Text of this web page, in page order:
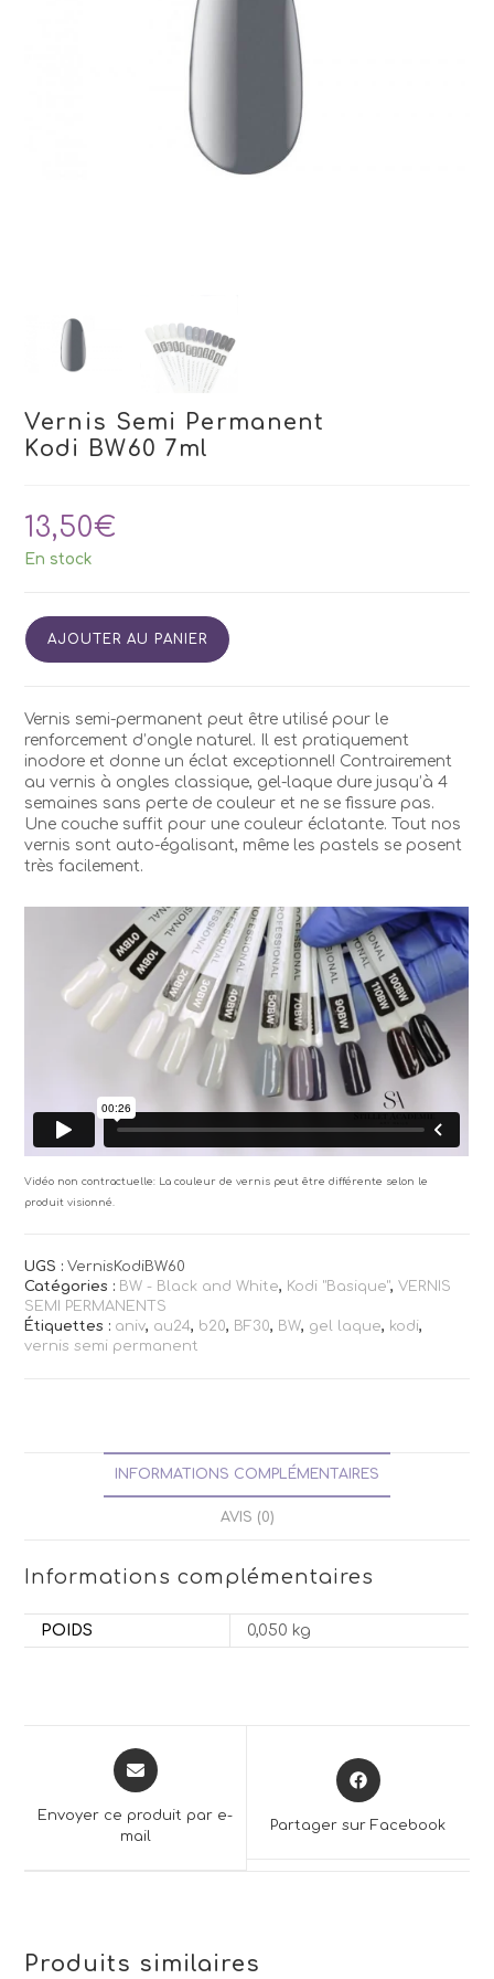
Vernis Semi Permanent
Kodi BW60 7ml
13,50€
En stock
quantité
de
Vernis
Kodi
BW60
7ml
AJOUTER AU PANIER
Vernis semi-permanent peut être utilisé pour le
renforcement d’ongle naturel. Il est pratiquement
inodore et donne un éclat exceptionnel! Contrairement
au vernis à ongles classique, gel-laque dure jusqu’à 4
semaines sans perte de couleur et ne se fissure pas.
Une couche suffit pour une couleur éclatante. Tout nos
vernis sont auto-égalisant, même les pastels se posent
très facilement.
Vidéo non contractuelle: La couleur de vernis peut être différente selon le
produit visionné.
UGS :VernisKodiBW60
Catégories : BW - Black and White, Kodi "Basique",VERNIS
SEMI PERMANENTS
Étiquettes : aniv, au24, b20, BF30, BW, gel laque, kodi,
vernis semi permanent
INFORMATIONS COMPLÉMENTAIRES
AVIS (0)
Informations complémentaires
POIDS 0,050 kg
Opens
in
new
Envoyer ce produit par e-
mail
Opens
in
Partager sur Facebook
Produits similaires